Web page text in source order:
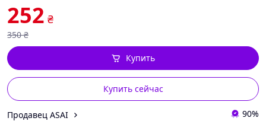
252 ₴
350 ₴
Купить сейчас
Купить
Продавец ASAI 90%